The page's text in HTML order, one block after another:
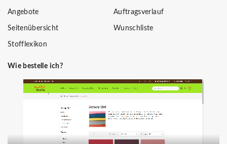
Angebote
Seitenübersicht
Stofflexikon
Auftragsverlauf
Wunschliste
Wie bestelle ich?